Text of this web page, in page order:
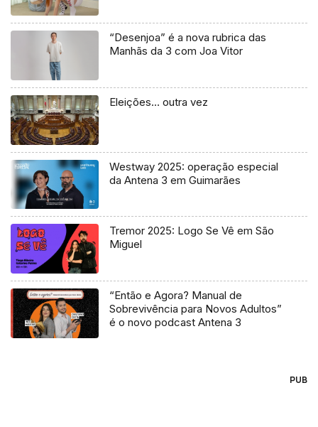
“Desenjoa” é a nova rubrica das
Manhãs da 3 com Joa Vitor
Eleições… outra vez
Westway 2025: operação especial
da Antena 3 em Guimarães
Tremor 2025: Logo Se Vê em São
Miguel
“Então e Agora? Manual de
Sobrevivência para Novos Adultos”
é o novo podcast Antena 3
PUB